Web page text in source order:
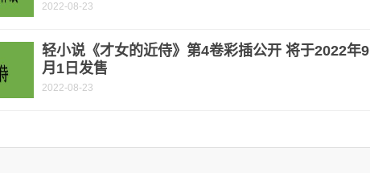
2022-08-23
轻小说《才女的近侍》第4卷彩插公开 将于2022年9
月1日发售
2022-08-23